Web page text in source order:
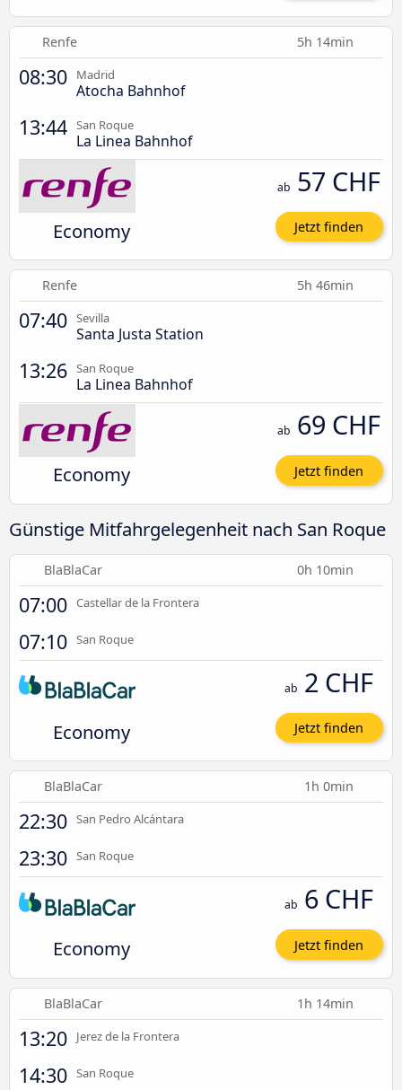
Renfe 5h 14min
08:30 Madrid
Atocha Bahnhof
13:44 San Roque
La Linea Bahnhof
Economy
ab 57 CHF
Jetzt finden
Renfe 5h 46min
07:40 Sevilla
Santa Justa Station
13:26 San Roque
La Linea Bahnhof
Economy
ab 69 CHF
Jetzt finden
Günstige Mitfahrgelegenheit nach San Roque
BlaBlaCar 0h 10min
07:00 Castellar de la Frontera
07:10 San Roque
Economy
ab 2 CHF
Jetzt finden
BlaBlaCar 1h 0min
22:30 San Pedro Alcántara
23:30 San Roque
Economy
ab 6 CHF
Jetzt finden
BlaBlaCar 1h 14min
13:20 Jerez de la Frontera
14:30 San Roque